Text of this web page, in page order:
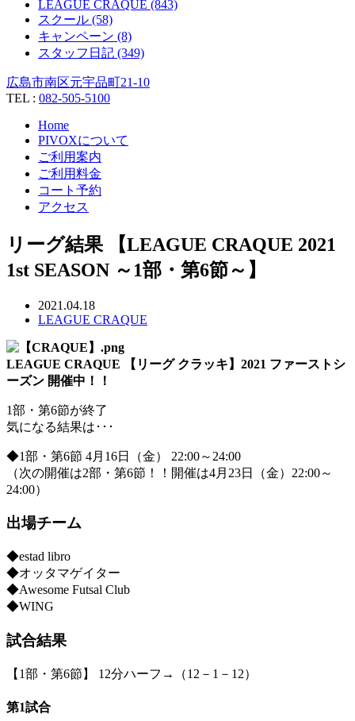
LEAGUE CRAQUE (843)
スクール (58)
キャンペーン (8)
スタッフ日記 (349)
広島市南区元宇品町21-10
TEL : 082-505-5100
Home
PIVOXについて
ご利用案内
ご利用料金
コート予約
アクセス
リーグ結果 【LEAGUE CRAQUE 2021
1st SEASON ～1部・第6節～】
2021.04.18
LEAGUE CRAQUE
LEAGUE CRAQUE 【リーグ クラッキ】 2021 ファーストシ
ーズン 開催中！！
1部・第6節が終了
気になる結果は･･･
◆1部・第6節 4月16日（金） 22:00～24:00
（次の開催は2部・第6節！！開催は4月23日（金）22:00～
24:00）
出場チーム
◆estad libro
◆オッタマゲイター
◆Awesome Futsal Club
◆WING
試合結果
【1部・第6節】 12分ハーフ→（12－1－12）
第1試合